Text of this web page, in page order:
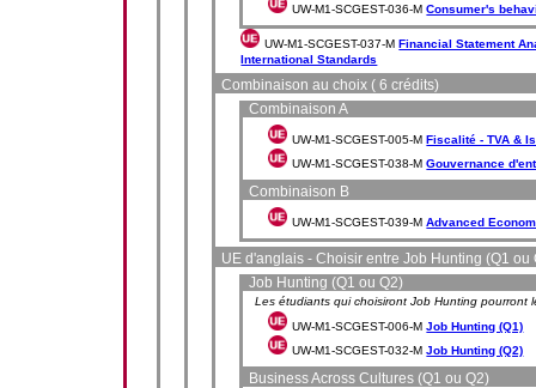
UW-M1-SCGEST-036-MConsumer's
UW-M1-SCGEST-037-MFinancial Statement
International Standards
Combinaison au choix ( 6 crédits)
Combinaison A
UW-M1-SCGEST-005-MFiscalité - TVA &
UW-M1-SCGEST-038-MGouvernance
Combinaison B
UW-M1-SCGEST-039-MAdvanced
UE d'anglais - Choisir entre Job Hunting (Q1
Job Hunting (Q1 ou Q2)
Les étudiants qui choisiront Job Hunting pourront
UW-M1-SCGEST-006-MJob Hunting (Q1)
UW-M1-SCGEST-032-MJob Hunting (Q2)
Business Across Cultures (Q1 ou Q2)